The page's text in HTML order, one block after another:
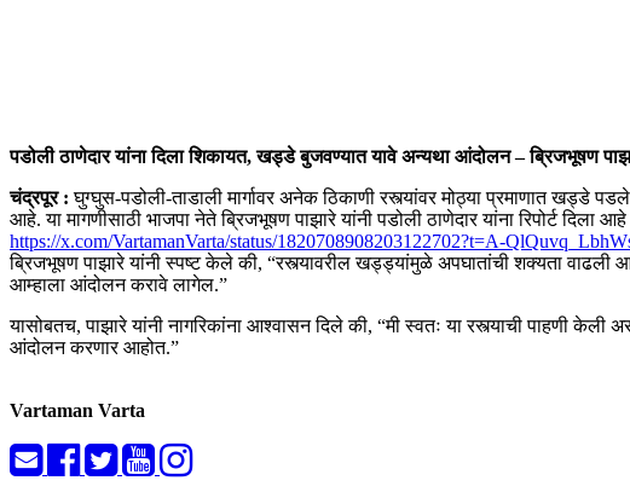
पडोली ठाणेदार यांना दिला शिकायत, खड्डे बुजवण्यात यावे अन्यथा आंदोलन – ब्रिजभूषण
चंद्रपूर :घुग्घुस-पडोली-ताडाली मार्गावर अनेक ठिकाणी रस्त्यांवर मोठ्या प्रमाणात
आहे. या मागणीसाठी भाजपा नेते ब्रिजभूषण पाझारे यांनी पडोली ठाणेदार यांना रिपोर्ट
https://x.com/VartamanVarta/status/1820708908203122702?t=A-
ब्रिजभूषण पाझारे यांनी स्पष्ट केले की, “रस्त्यावरील खड्ड्यांमुळे अपघातांची शक्यता
आम्हाला आंदोलन करावे लागेल.”
यासोबतच, पाझारे यांनी नागरिकांना आश्वासन दिले की, “मी स्वतः या रस्त्याची पाहणी
आंदोलन करणार आहोत.”
Vartaman Varta